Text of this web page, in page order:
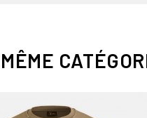
courtes
robuste de forte densité